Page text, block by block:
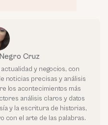
Cruz
y negocios, con
noticias precisas y análisis
los acontecimientos más
análisis claros y datos
y la escritura de historias,
con el arte de las palabras.